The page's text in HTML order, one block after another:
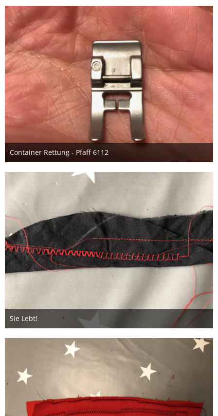
Container Rettung - Pfaff 6112
3. Oktober 2019
Sie Lebt!
5. Oktober 2019